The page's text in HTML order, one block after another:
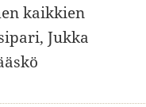
kaikkien
Jukka